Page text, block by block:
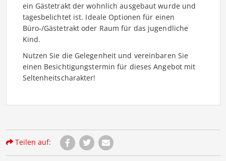
ein Gästetrakt der wohnlich ausgebaut wurde und
tagesbelichtet ist. Ideale Optionen für einen
Büro-/Gästetrakt oder Raum für das jugendliche
Kind.
Nutzen Sie die Gelegenheit und vereinbaren Sie
einen Besichtigungstermin für dieses Angebot mit
Seltenheitscharakter!
Teilen auf: